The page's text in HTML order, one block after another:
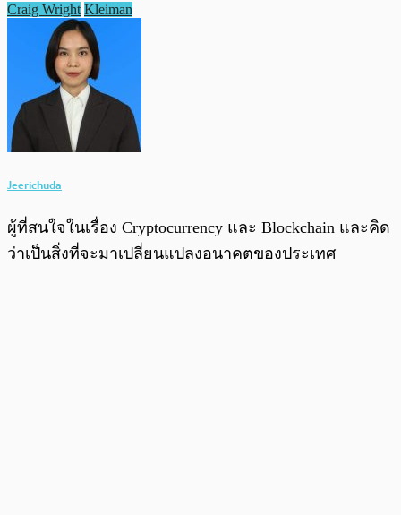
Craig Wright Kleiman
Jeerichuda
ผู้ที่สนใจในเรื่อง Cryptocurrency และ Blockchain และคิด
ว่าเป็นสิ่งที่จะมาเปลี่ยนแปลงอนาคตของประเทศ